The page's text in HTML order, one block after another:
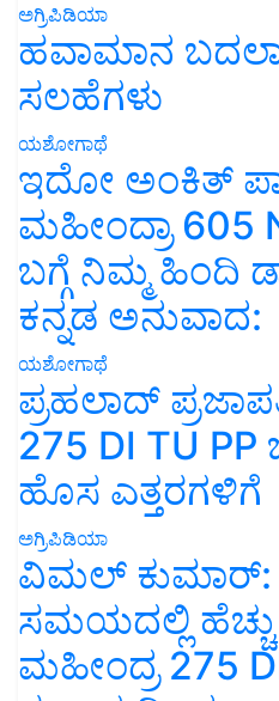
ಅಗ್ರಿಪಿಡಿಯಾ
ಹವಾಮಾನ
ಸಲಹೆಗಳು
ಯಶೋಗಾಥೆ
ಇದೋ ಅಂಕಿತ್
ಮಹೀಂದ್ರಾ 605
ಬಗ್ಗೆ ನಿಮ್ಮ ಹಿಂದಿ
ಕನ್ನಡ ಅನುವಾದ:
ಯಶೋಗಾಥೆ
ಪ್ರಹಲಾದ್
275 DI TU
ಹೊಸ ಎತ್ತರಗಳಿಗೆ
ಅಗ್ರಿಪಿಡಿಯಾ
ವಿಮಲ್
ಸಮಯದಲ್ಲಿ
ಮಹೀಂದ್ರ 275